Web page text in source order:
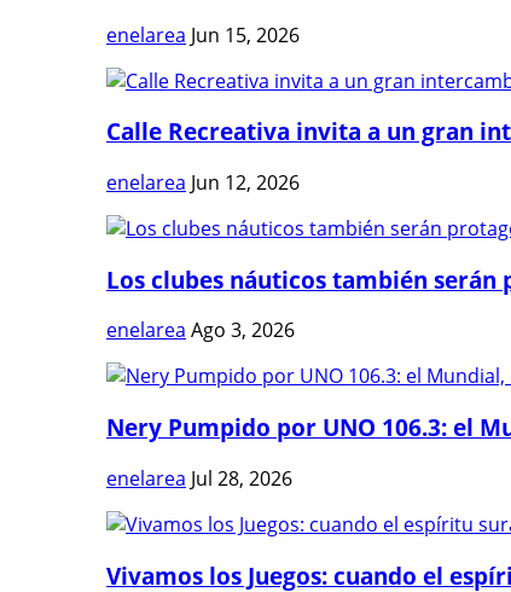
enelarea Jun 15, 2026
Calle Recreativa invita a un gran
enelarea Jun 12, 2026
Los clubes náuticos también serán
enelarea Ago 3, 2026
Nery Pumpido por UNO 106.3: el
enelarea Jul 28, 2026
Vivamos los Juegos: cuando el